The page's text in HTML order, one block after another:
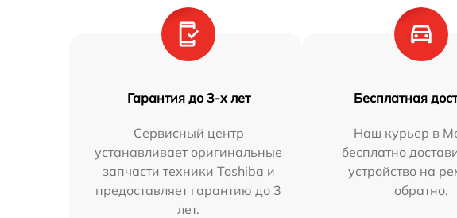
Гарантия до 3-х лет
Сервисный центр
устанавливает оригинальные
запчасти техники Toshiba и
предоставляет гарантию до 3
лет.
Бесплатная
Наш курьер в
бесплатно
устройство на
обратно.